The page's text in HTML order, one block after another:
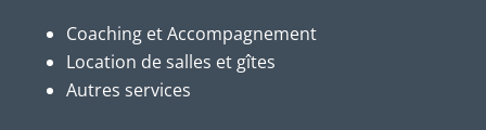
Coaching et Accompagnement
Location de salles et gîtes
Autres services